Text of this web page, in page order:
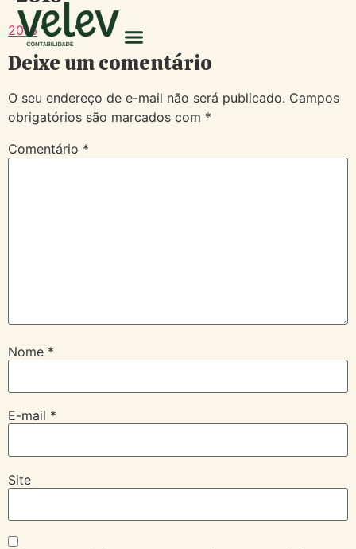
2016
Deixe um comentário
O seu endereço de e-mail não será publicado. Campos
obrigatórios são marcados com *
Comentário *
Nome *
E-mail *
Site